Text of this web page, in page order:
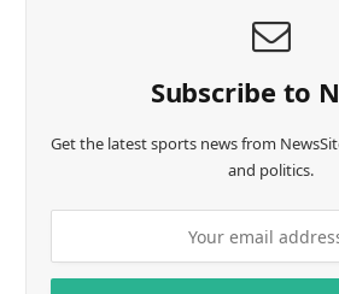
Subscribe to
Get the latest sports news from
and politics.